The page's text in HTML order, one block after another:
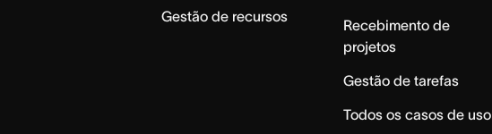
Gestão de recursos
Recebimento de
projetos
Gestão de tarefas
Todos os casos de uso